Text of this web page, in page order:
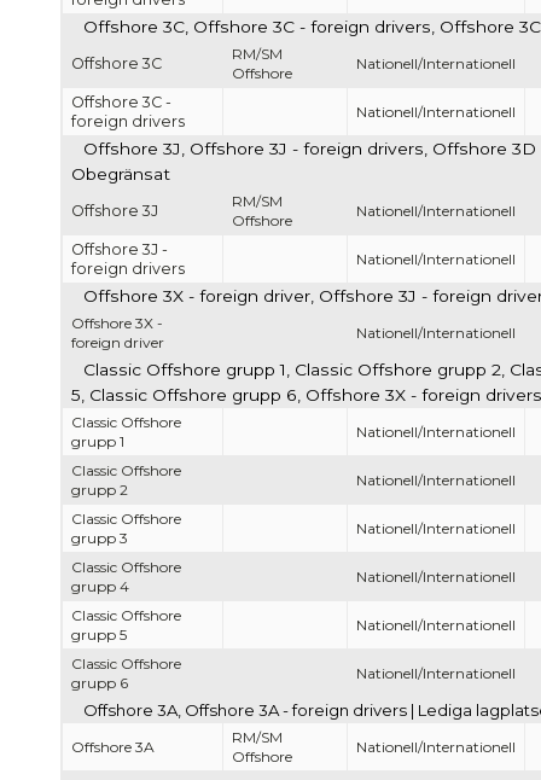
Offshore 3C, Offshore 3C - foreign drivers, Offshore
Offshore 3C
RM/SM
Offshore
Nationell/Internationell
Offshore 3C -
foreign drivers
Nationell/Internationell
Offshore 3J, Offshore 3J - foreign drivers, Offshore
Obegränsat
Offshore 3J
RM/SM
Offshore
Nationell/Internationell
Offshore 3J -
foreign drivers
Nationell/Internationell
Offshore 3X - foreign driver, Offshore 3J - foreign
Offshore 3X -
foreign driver
Nationell/Internationell
Classic Offshore grupp 1, Classic Offshore grupp 2,
5, Classic Offshore grupp 6, Offshore 3X - foreign
Classic Offshore
grupp 1
Nationell/Internationell
Classic Offshore
grupp 2
Nationell/Internationell
Classic Offshore
grupp 3
Nationell/Internationell
Classic Offshore
grupp 4
Nationell/Internationell
Classic Offshore
grupp 5
Nationell/Internationell
Classic Offshore
grupp 6
Nationell/Internationell
Offshore 3A, Offshore 3A - foreign drivers | Lediga
Offshore 3A
RM/SM
Offshore
Nationell/Internationell